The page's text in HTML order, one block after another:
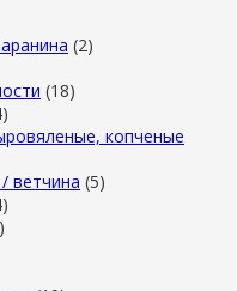
(2)
(18)
копченые
ветчина (5)